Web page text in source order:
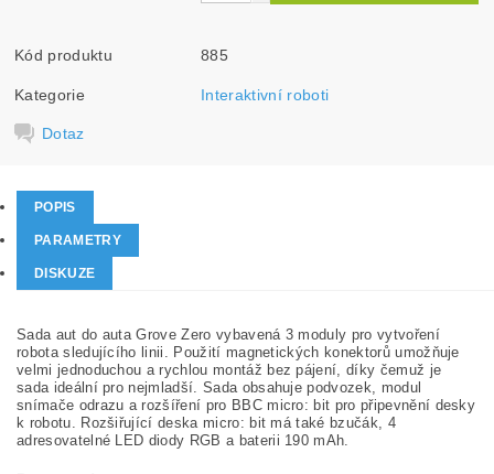
Kód produktu 885
Kategorie Interaktivní roboti
Dotaz
POPIS
PARAMETRY
DISKUZE
Sada aut do auta Grove Zero vybavená 3 moduly pro vytvoření
robota sledujícího linii. Použití magnetických konektorů umožňuje
velmi jednoduchou a rychlou montáž bez pájení, díky čemuž je
sada ideální pro nejmladší. Sada obsahuje podvozek, modul
snímače odrazu a rozšíření pro BBC micro: bit pro připevnění desky
k robotu. Rozšiřující deska micro: bit má také bzučák, 4
adresovatelné LED diody RGB a baterii 190 mAh.